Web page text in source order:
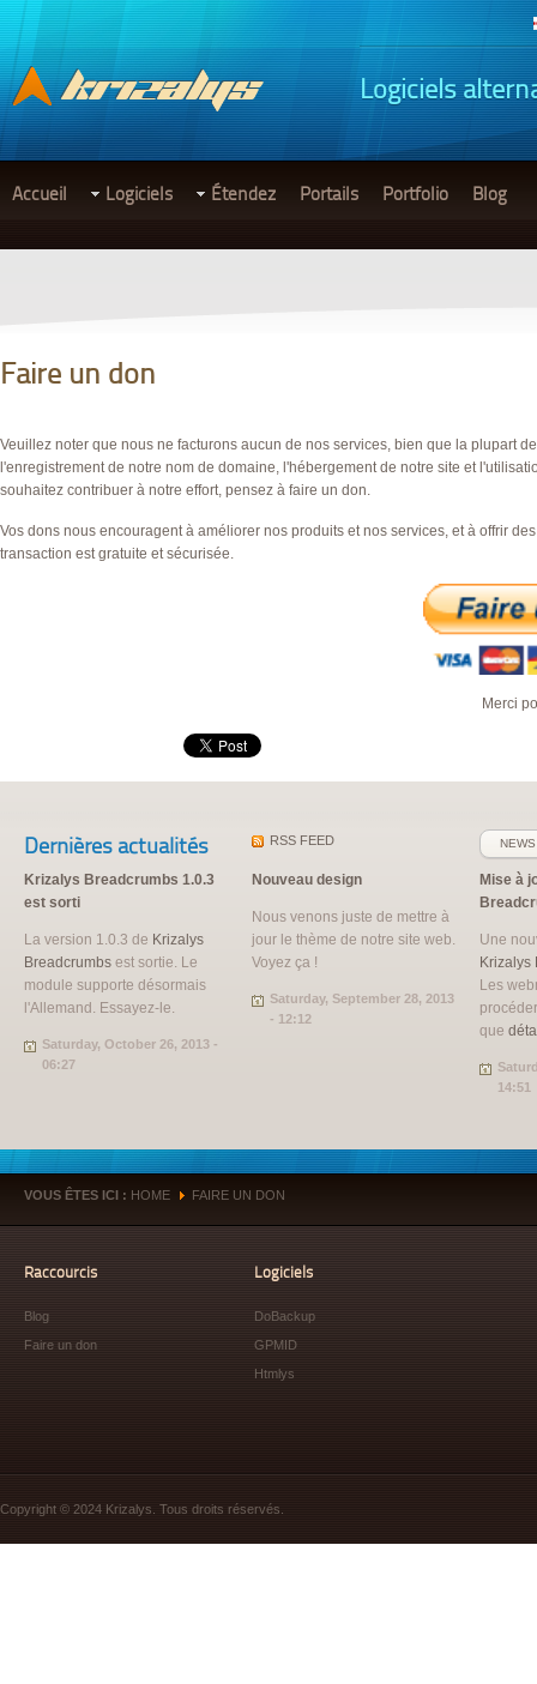
Logiciels
Accueil Logiciels Étendez Portails Portfolio Blog
Faire un don
Veuillez noter que nous ne facturons aucun de nos services, bien que la plupart
l'enregistrement de notre nom de domaine, l'hébergement de notre site et
souhaitez contribuer à notre effort, pensez à faire un don.
Vos dons nous encouragent à améliorer nos produits et nos services, et à offrir
transaction est gratuite et sécurisée.
Merci
Dernières actualités
Krizalys Breadcrumbs 1.0.3
est sorti
La version 1.0.3 de Krizalys
Breadcrumbs est sortie. Le
module supporte désormais
l'Allemand. Essayez-le.
Saturday, October 26, 2013 -
06:27
Nouveau design
Nous venons juste de mettre à
jour le thème de notre site web.
Voyez ça !
Saturday, September 28, 2013
- 12:12
Mise à
Une
Krizalys
Les
que
14:51
RSS FEED
VOUS ÊTES ICI : HOME » FAIRE UN DON
Raccourcis
Blog
Faire un don
Logiciels
DoBackup
GPMID
Htmlys
Copyright © 2024 Krizalys. Tous droits réservés.